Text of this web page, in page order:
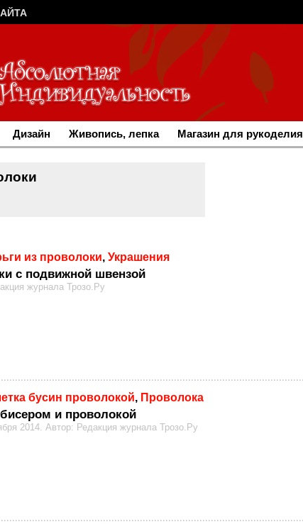
Дизайн Живопись, лепка Магазин для рукоделия
из проволоки, Украшения
с подвижной швензой
журнала Трозо.Ру
бусин проволокой, Проволока
и проволокой
2014. Автор: Редакция журнала Трозо.Ру